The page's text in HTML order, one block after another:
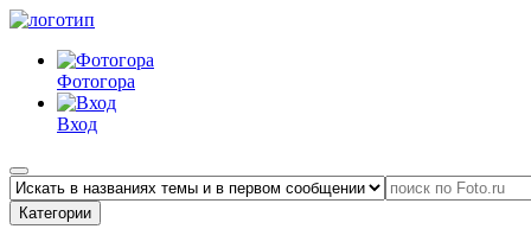
Фотогора
Вход
Категории